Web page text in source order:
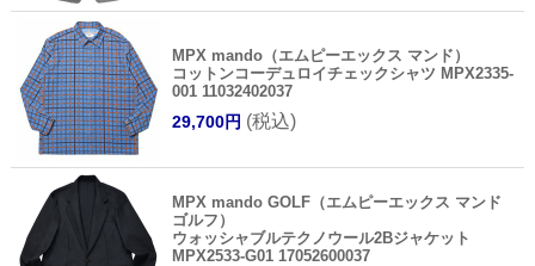
MPX mando（エムピーエックス マンド）
コットンコーデュロイチェックシャツ MPX2335-
001 11032402037
29,700円 (税込)
MPX mando GOLF（エムピーエックス マンド
ゴルフ）
ウォッシャブルテクノウール2Bジャケット
MPX2533-G01 17052600037